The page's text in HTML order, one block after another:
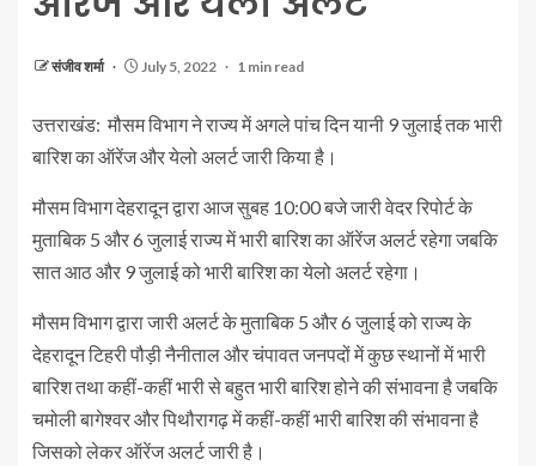
संजीव शर्मा July 5, 2022 1 min read
उत्तराखंड: मौसम विभाग ने राज्य में अगले पांच दिन यानी 9 जुलाई तक भारी
बारिश का ऑरेंज और येलो अलर्ट जारी किया है।
मौसम विभाग देहरादून द्वारा आज सुबह 10:00 बजे जारी वेदर रिपोर्ट के
मुताबिक 5 और 6 जुलाई राज्य में भारी बारिश का ऑरेंज अलर्ट रहेगा जबकि
सात आठ और 9 जुलाई को भारी बारिश का येलो अलर्ट रहेगा।
मौसम विभाग द्वारा जारी अलर्ट के मुताबिक 5 और 6 जुलाई को राज्य के
देहरादून टिहरी पौड़ी नैनीताल और चंपावत जनपदों में कुछ स्थानों में भारी
बारिश तथा कहीं-कहीं भारी से बहुत भारी बारिश होने की संभावना है जबकि
चमोली बागेश्वर और पिथौरागढ़ में कहीं-कहीं भारी बारिश की संभावना है
जिसको लेकर ऑरेंज अलर्ट जारी है।